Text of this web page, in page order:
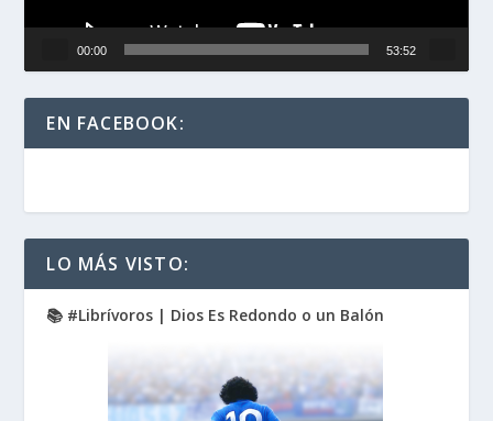
00:00 53:52
EN FACEBOOK:
LO MÁS VISTO:
📚 #Librívoros | Dios Es Redondo o un Balón